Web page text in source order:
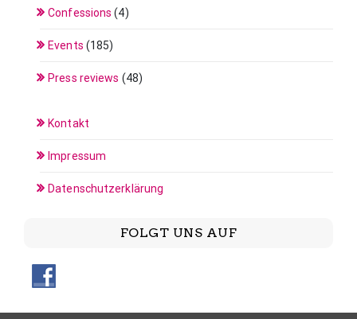
Confessions (4)
Events (185)
Press reviews (48)
Kontakt
Impressum
Datenschutzerklärung
FOLGT UNS AUF